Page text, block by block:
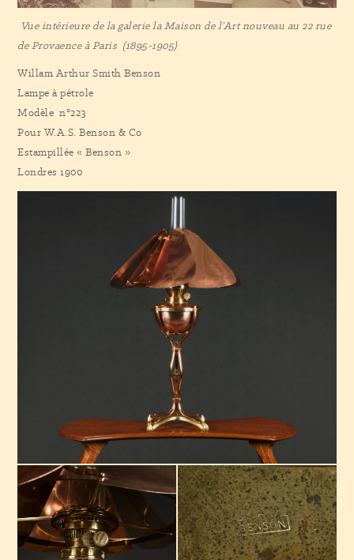
Vue intérieure de la galerie la Maison de l’Art nouveau au 22 rue
de Provaence à Paris (1895-1905)
Willam Arthur Smith Benson
Lampe à pétrole
Modèle n°223
Pour W.A.S. Benson & Co
Estampillée « Benson »
Londres 1900